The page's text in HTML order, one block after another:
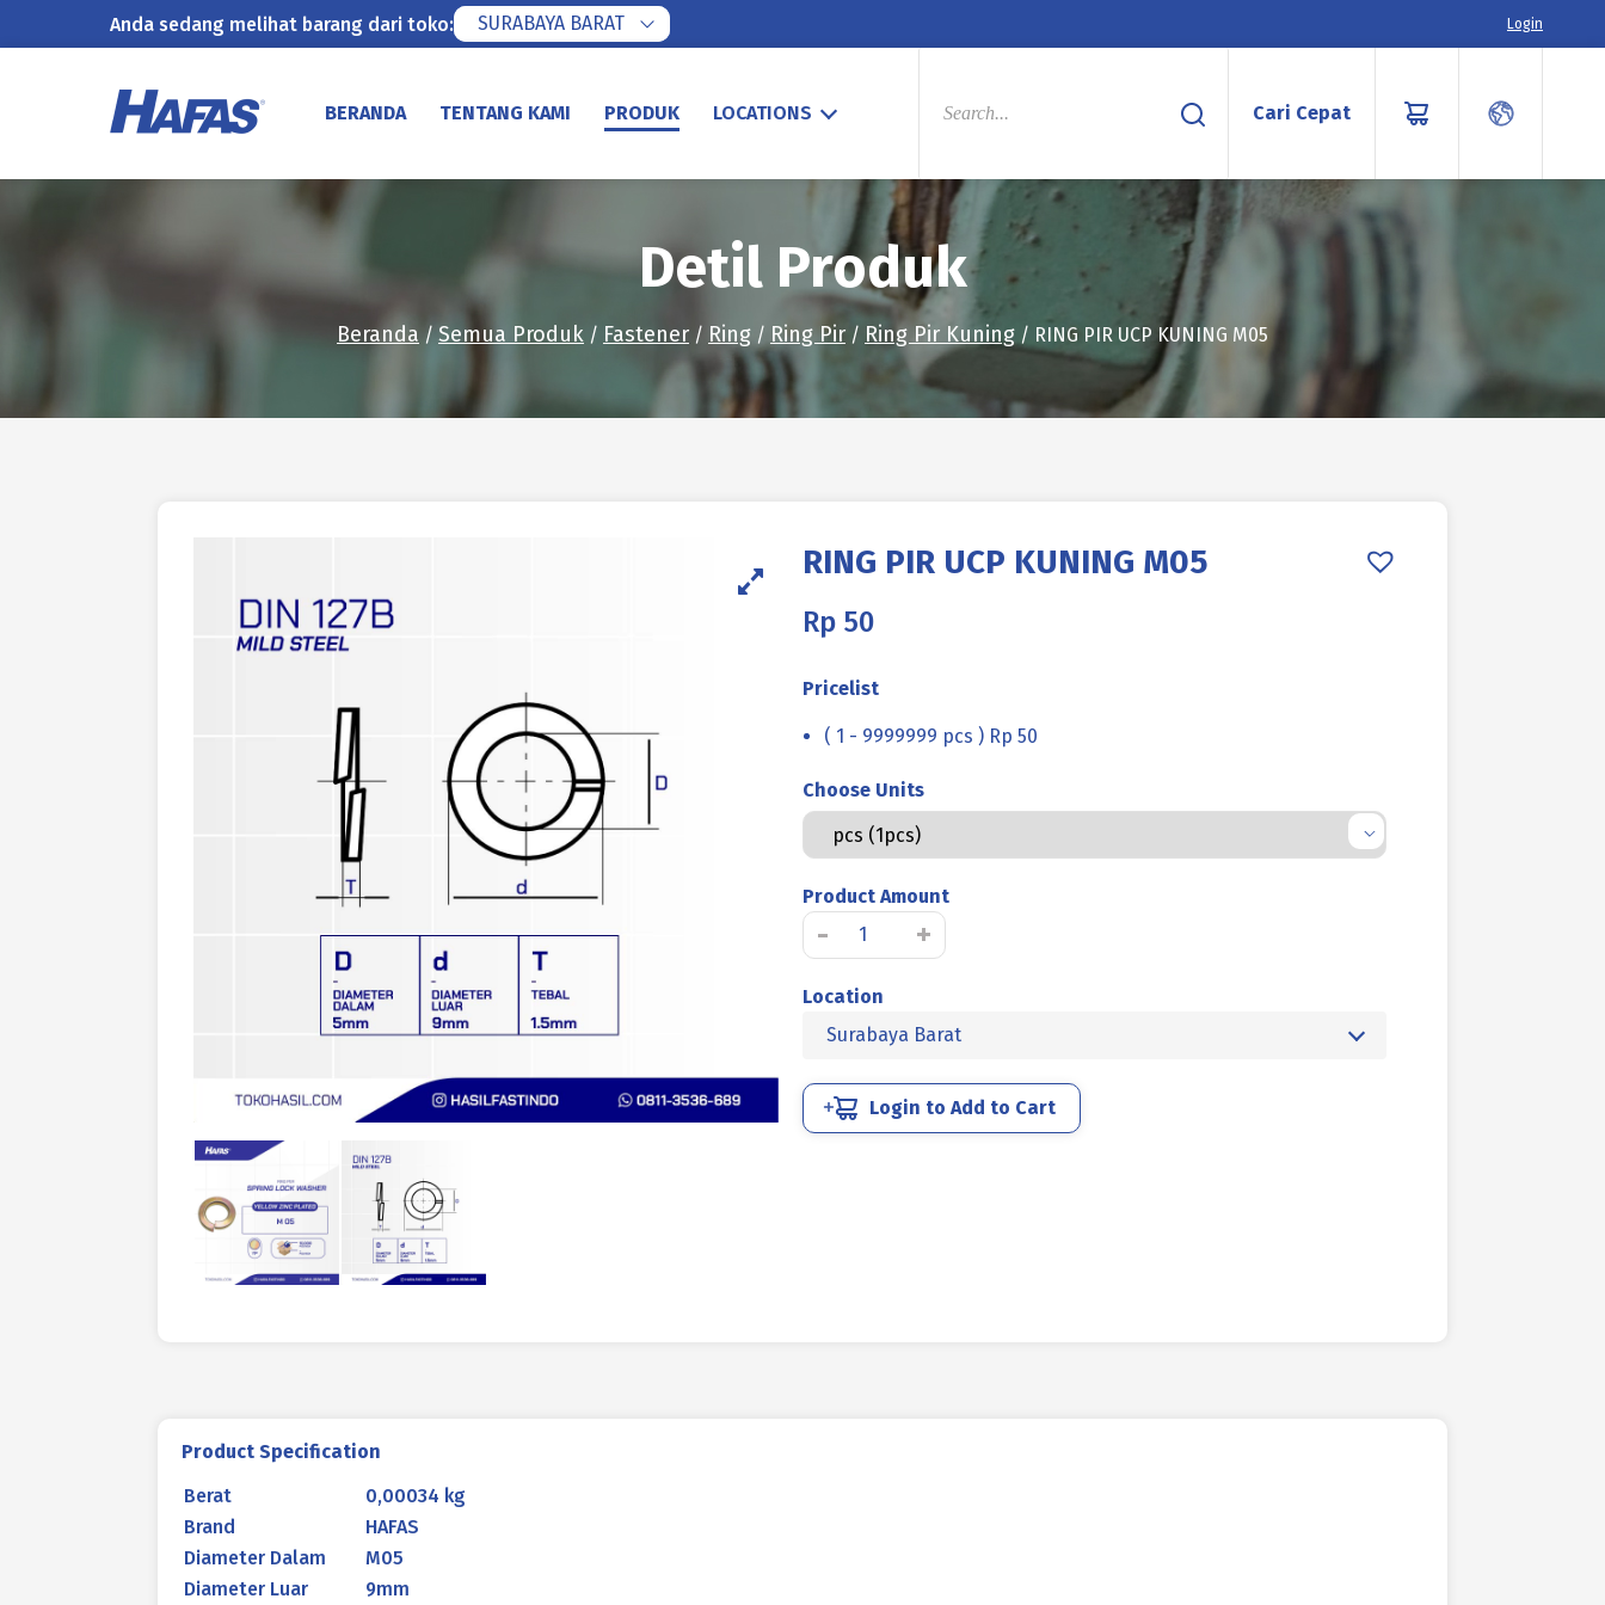
Anda sedang melihat barang dari toko: SURABAYA BARAT Login
BERANDA TENTANG KAMI PRODUK LOCATIONS
PRODUCTS
Cari Cepat
Detil Produk
Beranda / Semua Produk / Fastener / Ring / Ring Pir / Ring Pir Kuning / RING PIR UCP KUNING M05
RING PIR UCP KUNING M05
Rp 50
Pricelist
( 1 - 9999999 pcs ) Rp 50
Choose Units
Product Amount
-
Kuantitas
RING
PIR
KUNING
+
Location
Surabaya Barat
Login to Add to Cart
Product Specification
Berat
0,00034 kg
Brand
HAFAS
Diameter Dalam
M05
Diameter Luar
9mm